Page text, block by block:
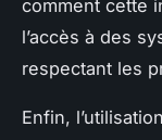
comment cette
l’accès à des
respectant les
Enfin,